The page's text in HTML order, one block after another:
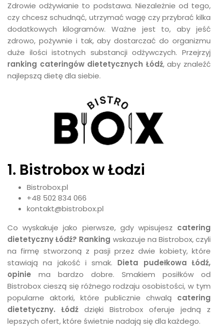
Zdrowie odżywianie to podstawa. Niezależnie od tego,
czy chcesz schudnąć, utrzymać wagę czy przybrać kilka
dodatkowych kilogramów. Ważne jest to, aby jeść
zdrowo, pożywnie i tak, aby dostarczać do organizmu
duże ilości istotnych substancji odżywczych. Przejrzyj
ranking cateringów dietetycznych Łódź, aby znaleźć
najlepszą dietę dla siebie.
1. Bistrobox w Łodzi
Bistrobox.pl
+48 502 834 066
kontakt@bistrobox.pl
Co wyskakuje jako pierwsze, gdy wpisujesz catering
dietetyczny Łódź? Ranking wskazuje na Bistrobox, czyli
na firmę stworzoną z pasji przez dwie kobiety, które
stawiają na jakość i smak. Dieta pudełkowa Łódź,
opinie ma bardzo dobre. Smakiem posiłków od
Bistrobox cieszą się różnego rodzaju osobistości, w tym
popularne aktorki, które publicznie chwalą catering
dietetyczny. Łódź dzięki Bistrobox oferuje jedną z
lepszych ofert, które świetnie nadają się dla każdego.